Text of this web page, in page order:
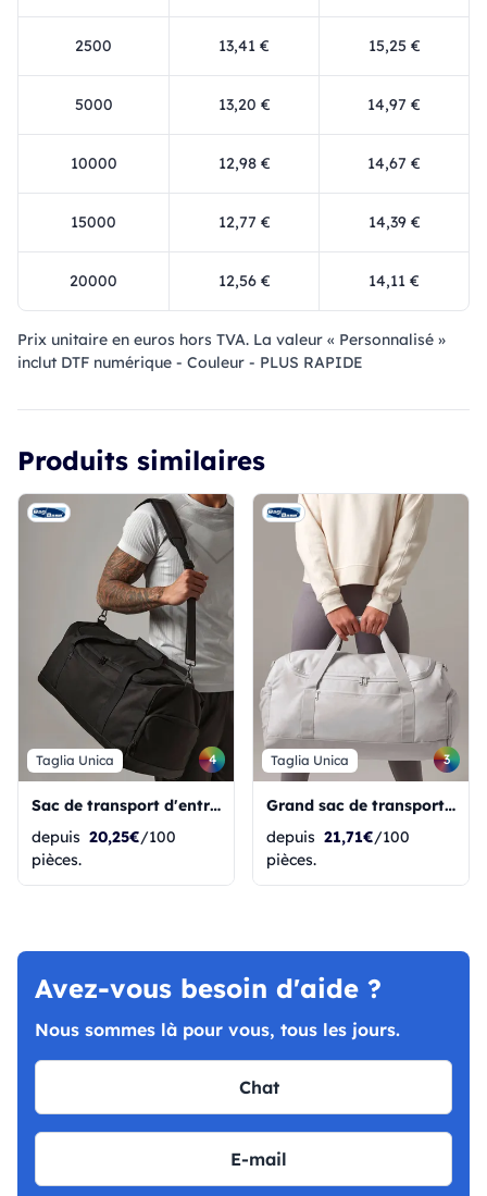
2500 13,41 € 15,25 €
5000 13,20 € 14,97 €
10000 12,98 € 14,67 €
15000 12,77 € 14,39 €
20000 12,56 € 14,11 €
Prix ​​unitaire en euros hors TVA. La valeur « Personnalisé »
inclut DTF numérique - Couleur - PLUS RAPIDE
Produits similaires
Taglia Unica 4
Sac de transport d'entraînement moyen
depuis 20,25€/100
pièces.
Taglia Unica 3
Grand sac de transport d'entraînement
depuis 21,71€/100
pièces.
Avez-vous besoin d'aide ?
Nous sommes là pour vous, tous les jours.
Chat
E-mail